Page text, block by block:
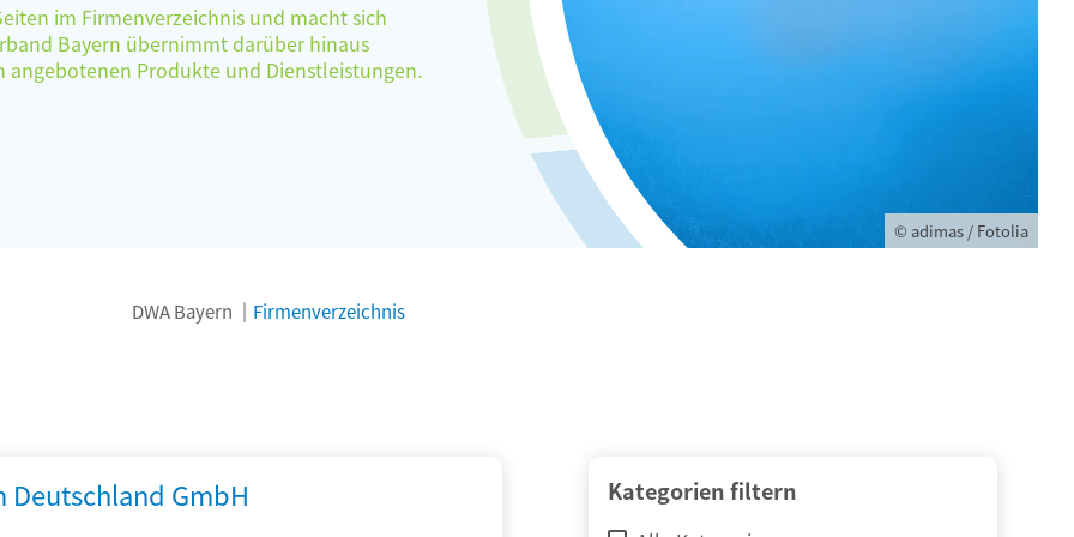
im Firmenverzeichnis und macht sich
Bayern übernimmt darüber hinaus
Produkte und Dienstleistungen.
© adimas / Fotolia
DWA Bayern Firmenverzeichnis
Kategorien filtern
Deutschland GmbH